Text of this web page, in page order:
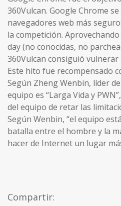
360Vulcan. Google Chrome
navegadores web más
la competición.
day (no conocidas, no
360Vulcan consiguió vulnerar
Este hito fue recompensado
Según Zheng Wenbin, líder
equipo es “Larga Vida y
del equipo de retar las
Según Wenbin, “el equipo
batalla entre el hombre y la
hacer de Internet un lugar
Compartir: